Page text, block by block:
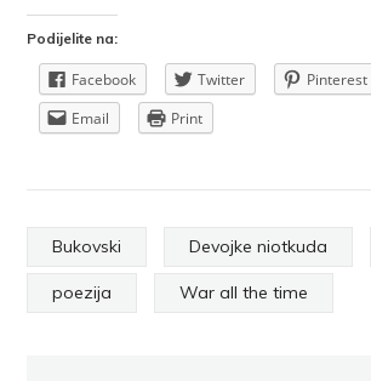
Podijelite na:
Facebook Twitter Pinterest
Email
Print
Bukovski Devojke niotkuda
poezija War all the time